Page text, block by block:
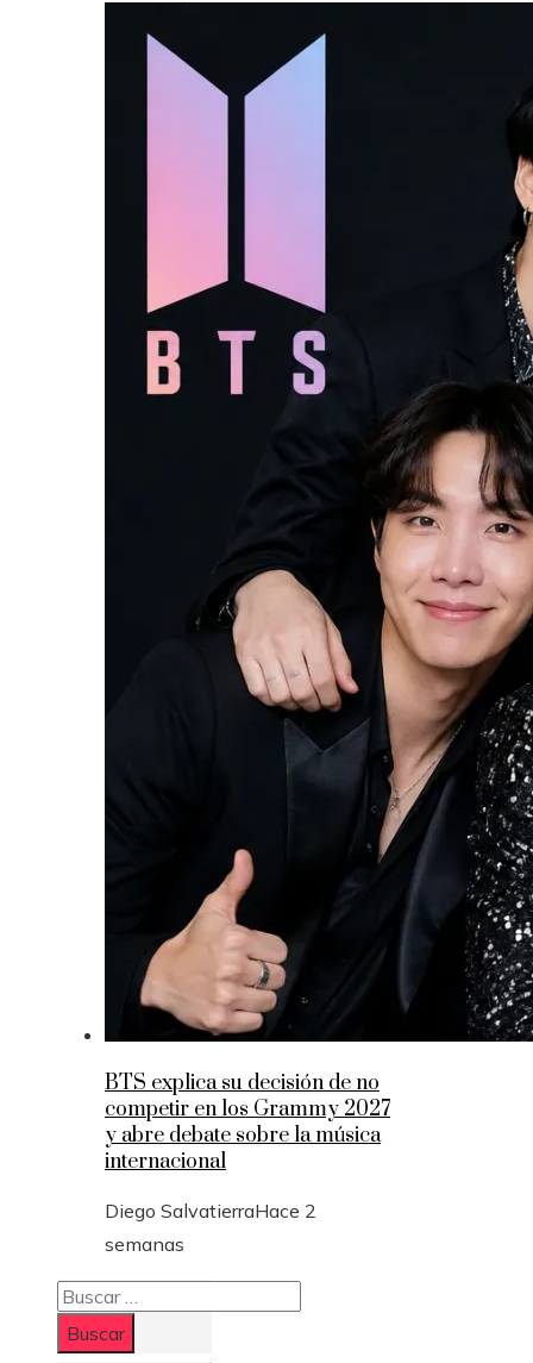
BTS explica su decisión de no
competir en los Grammy 2027
y abre debate sobre la música
internacional
Diego SalvatierraHace 2
semanas
Buscar: